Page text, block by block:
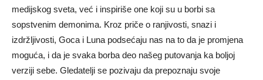
medijskog sveta, već i inspiriše one koji su u borbi sa
sopstvenim demonima. Kroz priče o ranjivosti, snazi i
izdržljivosti, Goca i Luna podsećaju nas na to da je promjena
moguća, i da je svaka borba deo našeg putovanja ka boljoj
verziji sebe. Gledatelji se pozivaju da prepoznaju svoje